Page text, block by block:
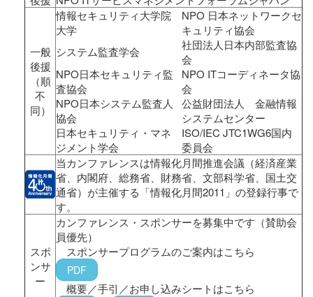
一般
後援
（順
不
同）
情報セキュリティ大学院
大学
NPO 日本ネットワークセ
キュリティ協会
システム監査学会
社団法人日本内部監査協
会
NPO日本セキュリティ監
査協会
NPO ITコーディネータ協
会
NPO日本システム監査人
協会
公益財団法人 金融情報
システムセンター
日本セキュリティ・マネ
ジメント学会
ISO/IEC JTC1WG6国内
委員会
当カンファレンスは情報化月間推進会議（経済産業
省、内閣府、総務省、財務省、文部科学省、国土交
通省）が主催する「情報化月間2011」の登録行事で
す。
スポ
ンサ
ー
カンファレンス・スポンサーを募集中です（賛助会
員優先）
スポンサープログラムのご案内はこちら
PDF
概要／手引／お申し込みシートはこちら